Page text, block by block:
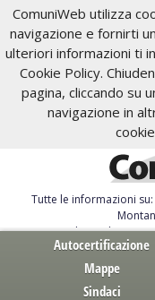
ComuniWeb utilizza
navigazione e fornirti
ulteriori informazioni ti
Cookie Policy.
pagina, cliccando su
navigazione in
Tutte le informazioni
Servizi al Cittadino.
Autocertificazione
Mappe
Sindaci